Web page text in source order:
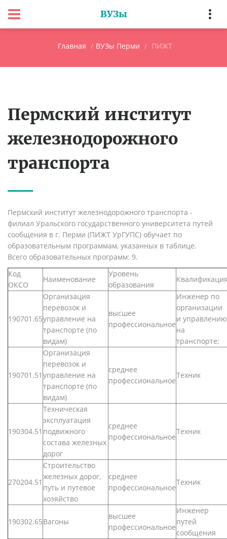
ВУЗы
Главная ВУЗы Перми ПИЖТ
Пермский институт
железнодорожного
транспорта
Пермский институт железнодорожного транспорта -
филиал Уральского государственного университета путей
сообщения в г. Перми (ПИЖТ УрГУПС) обучает по
образовательным программам, указанных в таблице.
Всего образовательных программ: 9.
Код
ОКСО
Наименование
Уровень
образования
190701.65
Организация
перевозок и
управление на
транспорте (по
видам)
высшее
профессиональное
Инженер по
организации
и управлению
на
транспорте;
190701.51
Организация
перевозок и
управление на
транспорте (по
видам)
среднее
профессиональное
Техник
190304.51
Техническая
эксплуатация
подвижного
состава железных
дорог
среднее
профессиональное
Техник
270204.51
Строительство
железных дорог,
путь и путевое
хозяйство
среднее
профессиональное
Техник
190302.65Вагоны
высшее
профессиональное
Инженер
путей
сообщения